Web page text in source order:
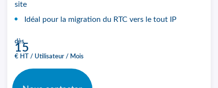
site
Idéal pour la migration du RTC vers le tout IP
dès
15
€ HT / Utilisateur / Mois